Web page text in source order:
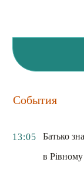
События
13:05
Батько
в Рівному